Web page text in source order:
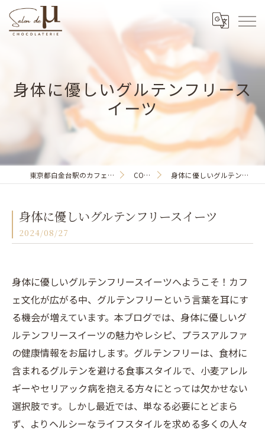
身体に優しいグルテンフリース
イーツ
東京都白金台駅のカフェならSalon de μ COLUMN 身体に優しいグルテンフリースイーツ
身体に優しいグルテンフリースイーツ
2024/08/27
身体に優しいグルテンフリースイーツへようこそ！カフ
ェ文化が広がる中、グルテンフリーという言葉を耳にす
る機会が増えています。本ブログでは、身体に優しいグ
ルテンフリースイーツの魅力やレシピ、プラスアルファ
の健康情報をお届けします。グルテンフリーは、食材に
含まれるグルテンを避ける食事スタイルで、小麦アレル
ギーやセリアック病を抱える方々にとっては欠かせない
選択肢です。しかし最近では、単なる必要にとどまら
ず、よりヘルシーなライフスタイルを求める多くの人々